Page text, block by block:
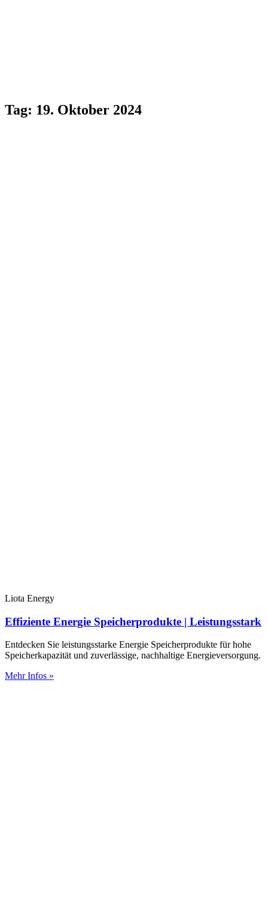
Tag: 19. Oktober 2024
Liota Energy
Effiziente Energie Speicherprodukte | Leistungsstark
Entdecken Sie leistungsstarke Energie Speicherprodukte für hohe
Speicherkapazität und zuverlässige, nachhaltige Energieversorgung.
Mehr Infos »